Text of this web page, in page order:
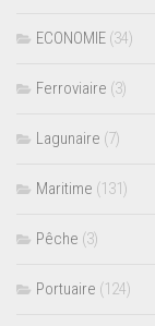
ECONOMIE (34)
Ferroviaire (3)
Lagunaire (7)
Maritime (131)
Pêche (3)
Portuaire (124)